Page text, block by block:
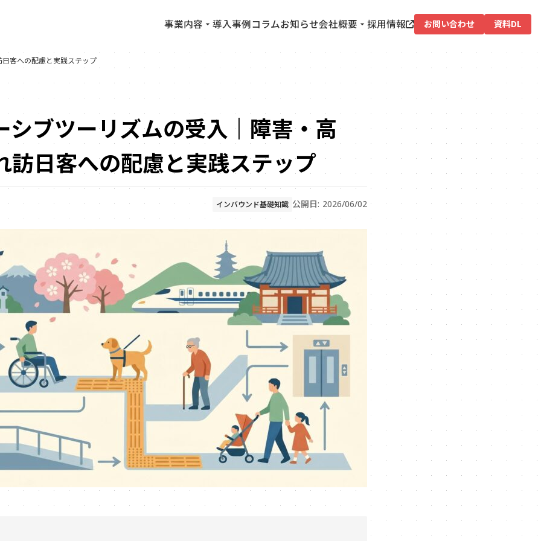
事業内容 導入事例コラムお知らせ会社概要 採用情報 お問い合わせ 資料DL
客への配慮と実践ステップ
シブツーリズムの受入｜障害・高
訪日客への配慮と実践ステップ
インバウンド基礎知識 公開日: 2026/06/02